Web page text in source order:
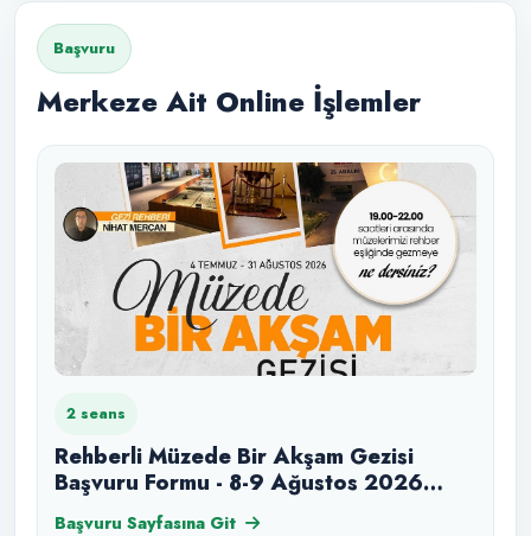
Başvuru
Merkeze Ait Online İşlemler
2 seans
Rehberli Müzede Bir Akşam Gezisi
Başvuru Formu - 8-9 Ağustos 2026
Cumartesi-Pazar
Başvuru Sayfasına Git